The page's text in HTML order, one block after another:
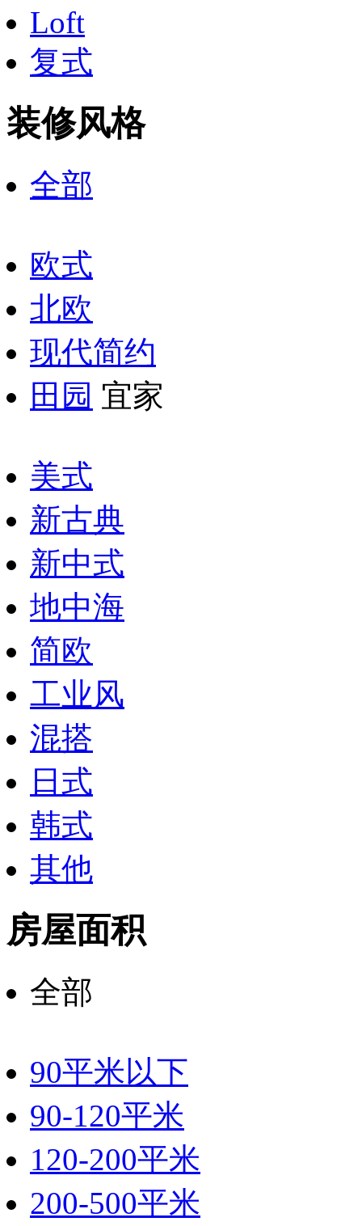
Loft
复式
装修风格
全部
欧式
北欧
现代简约
田园 宜家
美式
新古典
新中式
地中海
简欧
工业风
混搭
日式
韩式
其他
房屋面积
全部
90平米以下
90-120平米
120-200平米
200-500平米